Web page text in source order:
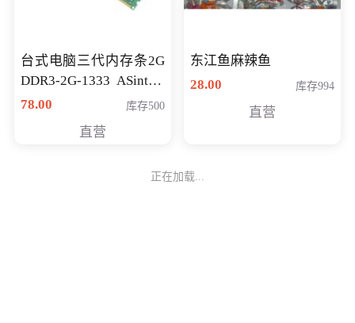
台式电脑三代内存条2G
DDR3-2G-1333 ASint昱
联品牌
78.00 库存500
直营
东江鱼麻辣鱼
28.00
库存994
直营
正在加载...